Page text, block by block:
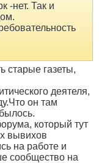
-нет. Так и
старые газеты,
деятеля,
он там
который тут
вывихов
на работе и
сообщество на